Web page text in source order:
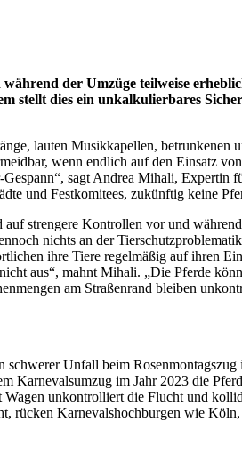
der Umzüge teilweise
stellt dies ein unkalkulierbares
lauten Musikkapellen, betrunkenen
wenn endlich auf den Einsatz
sagt Andrea Mihali, Expertin
und Festkomitees, zukünftig keine
strengere Kontrollen vor und
nichts an der
ihre Tiere regelmäßig auf ihren
aus“, mahnt Mihali. „Die Pferde
am Straßenrand bleiben
schwerer Unfall beim
Karnevalsumzug im Jahr 2023 die
unkontrolliert die Flucht und
rücken Karnevalshochburgen wie